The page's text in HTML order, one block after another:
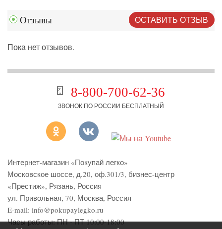
Отзывы ОСТАВИТЬ ОТЗЫВ
Пока нет отзывов.
8-800-700-62-36
ЗВОНОК ПО РОССИИ БЕСПЛАТНЫЙ
Интернет-магазин «Покупай легко»
Московское шоссе, д.20, оф.301/3, бизнес-центр
«Престиж», Рязань, Россия
ул. Привольная, 70, Москва, Россия
E-mail: info@pokupaylegko.ru
Часы работы:ПН - ПТ 10:00-18:00